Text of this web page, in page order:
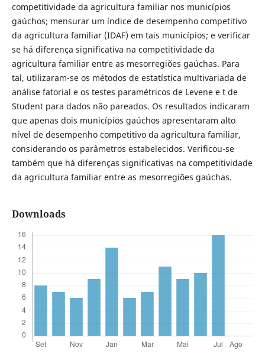
competitividade da agricultura familiar nos municípios
gaúchos; mensurar um índice de desempenho competitivo
da agricultura familiar (IDAF) em tais municípios; e verificar
se há diferença significativa na competitividade da
agricultura familiar entre as mesorregiões gaúchas. Para
tal, utilizaram-se os métodos de estatística multivariada de
análise fatorial e os testes paramétricos de Levene e t de
Student para dados não pareados. Os resultados indicaram
que apenas dois municípios gaúchos apresentaram alto
nível de desempenho competitivo da agricultura familiar,
considerando os parâmetros estabelecidos. Verificou-se
também que há diferenças significativas na competitividade
da agricultura familiar entre as mesorregiões gaúchas.
Downloads